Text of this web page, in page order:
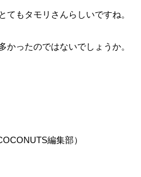
もタモリさんらしいですね。
ったのではないでしょうか。
編集部）